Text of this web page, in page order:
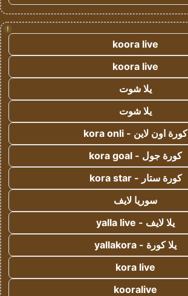
!
koora live
koora live
يلا شوت
يلا شوت
كورة اون لاين - kora onli
كورة جول - kora goal
كورة ستار - kora star
سوريا لايف
يلا لايف - yalla live
يلا كورة - yallakora
kora live
kooralive